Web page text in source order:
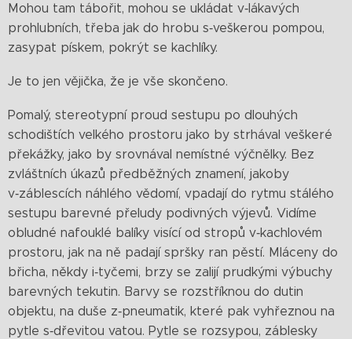
Mohou tam tábořit, mohou se ukládat v‑lákavých
prohlubních, třeba jak do hrobu s‑veškerou pompou,
zasypat pískem, pokrýt se kachlíky.
Je to jen vějička, že je vše skončeno.
Pomalý, stereotypní proud sestupu po dlouhých
schodištích velkého prostoru jako by strhával veškeré
překážky, jako by srovnával nemístné výčnělky. Bez
zvláštních úkazů předběžných znamení, jakoby
v‑záblescích náhlého vědomí, vpadají do rytmu stálého
sestupu barevné přeludy podivných výjevů. Vidíme
obludné nafouklé balíky visící od stropů v‑kachlovém
prostoru, jak na ně padají spršky ran pěstí. Mláceny do
břicha, někdy i‑tyčemi, brzy se zalijí prudkými výbuchy
barevných tekutin. Barvy se rozstříknou do dutin
objektu, na duše z‑pneumatik, které pak vyhřeznou na
pytle s‑dřevitou vatou. Pytle se rozsypou, záblesky